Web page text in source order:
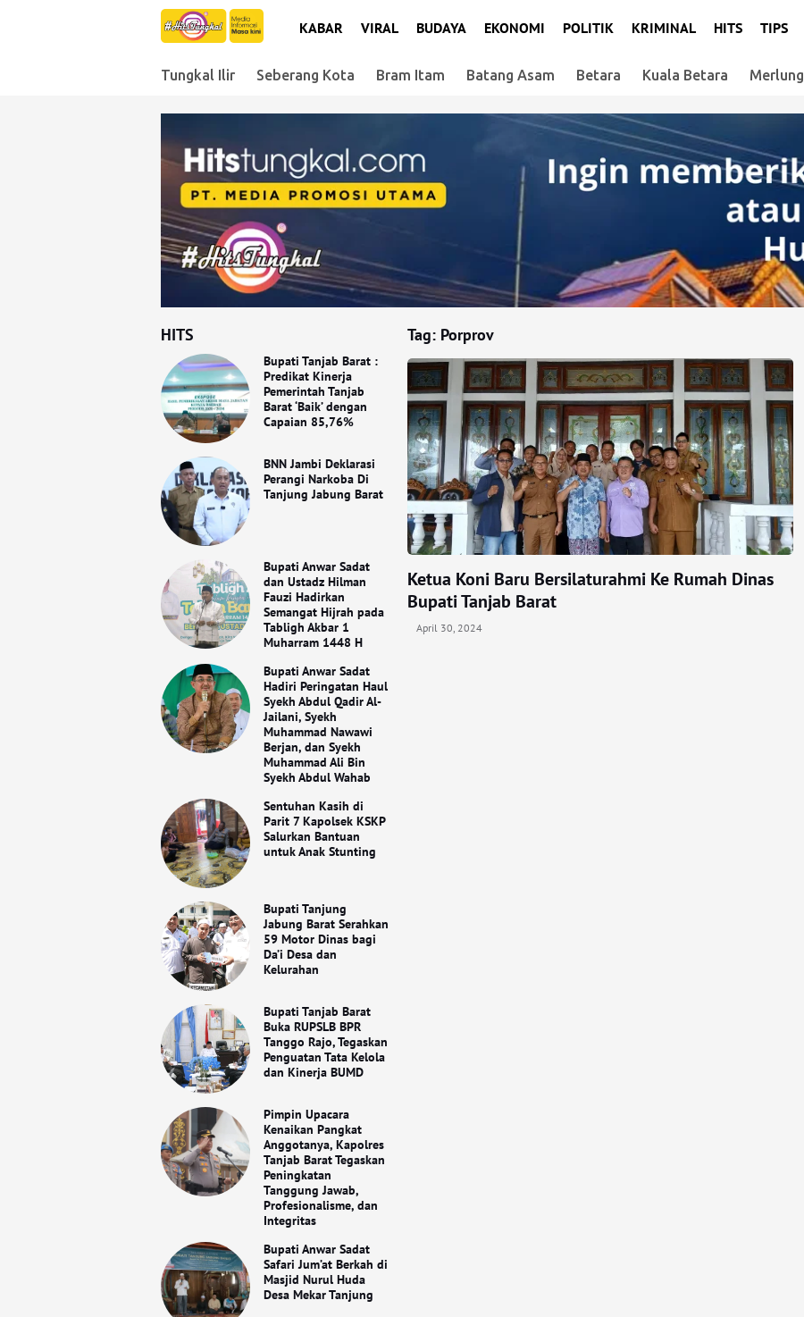
KABAR VIRAL BUDAYA EKONOMI POLITIK KRIMINAL HITS TIPS
Tungkal Ilir Seberang Kota Bram Itam Batang Asam Betara Kuala Betara Merlung
HITS
Bupati Tanjab Barat :
Predikat Kinerja
Pemerintah Tanjab
Barat ‘Baik’ dengan
Capaian 85,76%
BNN Jambi Deklarasi
Perangi Narkoba Di
Tanjung Jabung Barat
Bupati Anwar Sadat
dan Ustadz Hilman
Fauzi Hadirkan
Semangat Hijrah pada
Tabligh Akbar 1
Muharram 1448 H
Bupati Anwar Sadat
Hadiri Peringatan Haul
Syekh Abdul Qadir Al-
Jailani, Syekh
Muhammad Nawawi
Berjan, dan Syekh
Muhammad Ali Bin
Syekh Abdul Wahab
Sentuhan Kasih di
Parit 7 Kapolsek KSKP
Salurkan Bantuan
untuk Anak Stunting
Bupati Tanjung
Jabung Barat Serahkan
59 Motor Dinas bagi
Da’i Desa dan
Kelurahan
Bupati Tanjab Barat
Buka RUPSLB BPR
Tanggo Rajo, Tegaskan
Penguatan Tata Kelola
dan Kinerja BUMD
Pimpin Upacara
Kenaikan Pangkat
Anggotanya, Kapolres
Tanjab Barat Tegaskan
Peningkatan
Tanggung Jawab,
Profesionalisme, dan
Integritas
Bupati Anwar Sadat
Safari Jum’at Berkah di
Masjid Nurul Huda
Desa Mekar Tanjung
Tag: Porprov
Ketua Koni Baru Bersilaturahmi Ke Rumah Dinas
Bupati Tanjab Barat
April 30, 2024